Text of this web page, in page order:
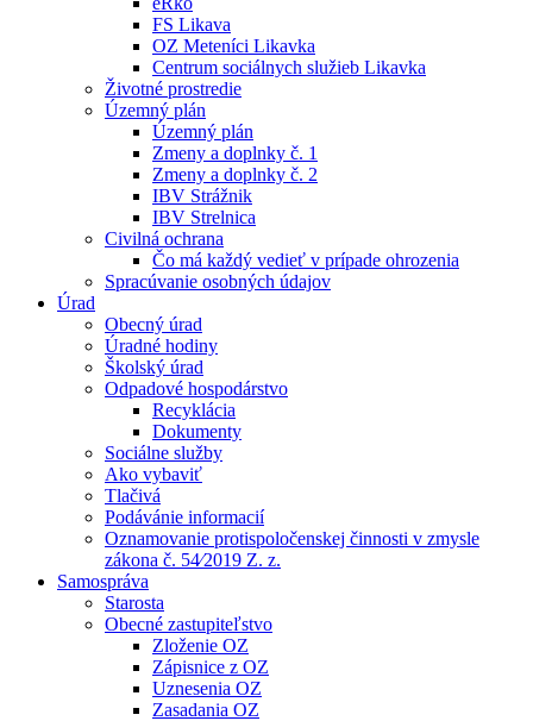
FS Likava
OZ Meteníci Likavka
Centrum sociálnych služieb Likavka
Životné prostredie
Územný plán
Územný plán
Zmeny a doplnky č. 1
Zmeny a doplnky č. 2
IBV Strážnik
IBV Strelnica
Civilná ochrana
Čo má každý vedieť v prípade ohrozenia
Spracúvanie osobných údajov
Úrad
Obecný úrad
Úradné hodiny
Školský úrad
Odpadové hospodárstvo
Recyklácia
Dokumenty
Sociálne služby
Ako vybaviť
Tlačivá
Podávánie informacií
Oznamovanie protispoločenskej činnosti v zmysle
zákona č. 54⁄2019 Z. z.
Samospráva
Starosta
Obecné zastupiteľstvo
Zloženie OZ
Zápisnice z OZ
Uznesenia OZ
Zasadania OZ